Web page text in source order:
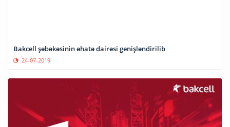
Bakcell şəbəkəsinin əhatə dairəsi genişləndirilib
24-07-2019